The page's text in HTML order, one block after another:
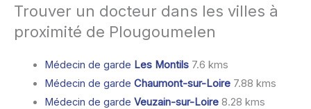
Trouver un docteur dans les villes à
proximité de Plougoumelen
Médecin de garde Les Montils7.6 kms
Médecin de garde Chaumont-sur-Loire7.88 kms
Médecin de garde Veuzain-sur-Loire8.28 kms